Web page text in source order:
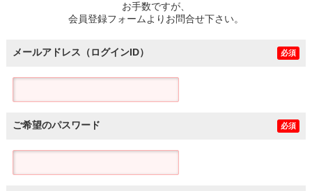
お手数ですが、
会員登録フォームよりお問合せ下さい。
メールアドレス（ログインID） 必須
ご希望のパスワード 必須